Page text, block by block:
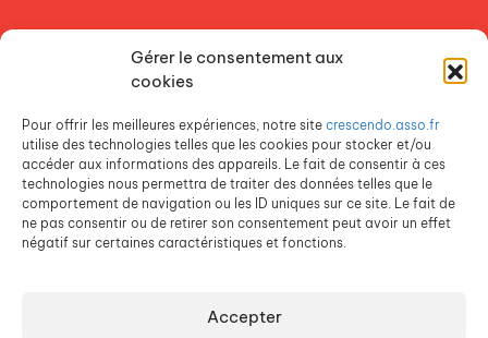
Gérer le consentement aux
cookies
Pour offrir les meilleures expériences, notre site crescendo.asso.fr
utilise des technologies telles que les cookies pour stocker et/ou
accéder aux informations des appareils. Le fait de consentir à ces
technologies nous permettra de traiter des données telles que le
comportement de navigation ou les ID uniques sur ce site. Le fait de
ne pas consentir ou de retirer son consentement peut avoir un effet
négatif sur certaines caractéristiques et fonctions.
Accepter
ESPACE PRESSE
Crescendo est une association du Groupe SOS